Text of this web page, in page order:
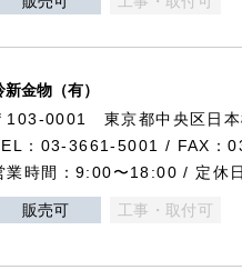
新金物（有）
103-0001 東京都中央区日本
：03-3661-5001 / FAX：
業時間：9:00〜18:00 / 定休
販売可 工事・取付可